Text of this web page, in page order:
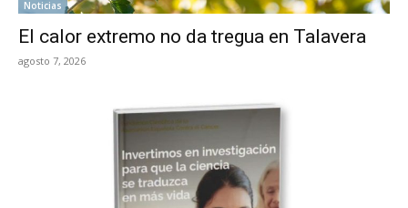
Noticias
El calor extremo no da tregua en Talavera
agosto 7, 2026